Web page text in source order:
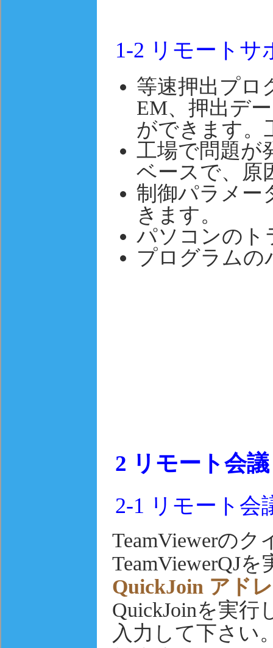
1-2 リモートサ
等速押出プロ
EM、押出デ
ができます。
工場で問題が
ベースで、原
制御パラメー
きます。
パソコンのト
プログラムの
2 リモート会議
2-1 リモート会
TeamViewerの
TeamViewerQJ
QuickJoin アド
QuickJoinを実行
入力して下さい